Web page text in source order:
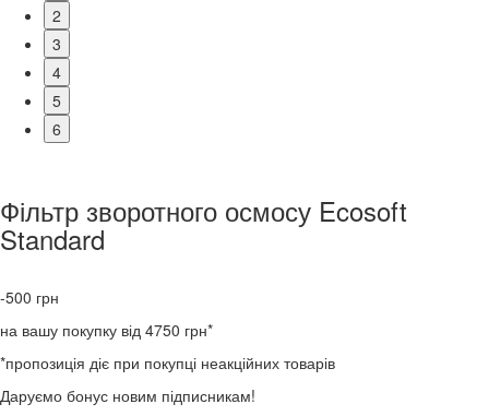
2
3
4
5
6
Фільтр зворотного осмосу Ecosoft
Standard
-500 грн
на вашу покупку від 4750 грн*
*пропозиція діє при покупці неакційних товарів
Даруємо бонус новим підписникам!